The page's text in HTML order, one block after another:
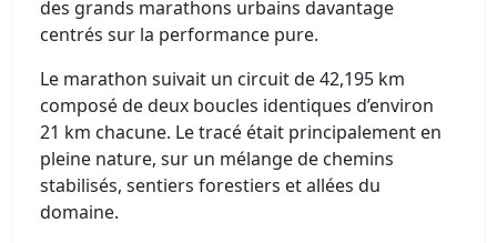
des grands marathons urbains davantage
centrés sur la performance pure.
Le marathon suivait un circuit de 42,195 km
composé de deux boucles identiques d’environ
21 km chacune. Le tracé était principalement en
pleine nature, sur un mélange de chemins
stabilisés, sentiers forestiers et allées du
domaine.